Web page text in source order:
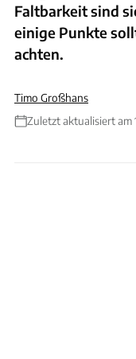
Faltbarkeit sind
einige Punkte
achten.
Timo Großhans
Zuletzt aktualisiert am